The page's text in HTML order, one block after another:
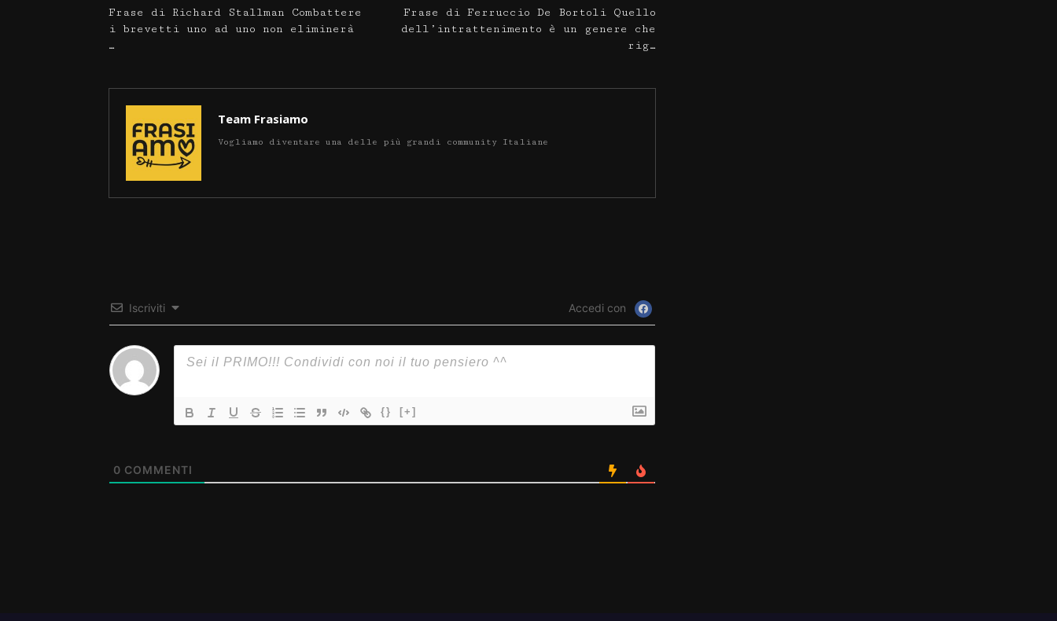
Frase di Richard Stallman Combattere
i brevetti uno ad uno non eliminerà
…
Frase di Ferruccio De Bortoli Quello
dell’intrattenimento è un genere che
rig…
Team Frasiamo
Vogliamo diventare una delle più grandi community Italiane
Iscriviti Accedi con
{} [+]
0 COMMENTI